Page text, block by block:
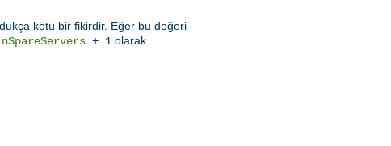
kötü bir fikirdir. Eğer bu değeri
+ 1 olarak